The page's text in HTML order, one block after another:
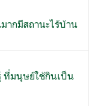
ากมีสถานะไร้บ้าน
ที่มนุษย์ใช้กินเป็น